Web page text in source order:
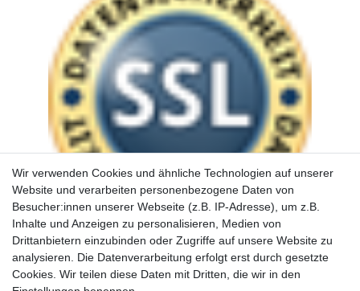
Wir verwenden Cookies und ähnliche Technologien auf unserer
Website und verarbeiten personenbezogene Daten von
Besucher:innen unserer Webseite (z.B. IP-Adresse), um z.B.
Inhalte und Anzeigen zu personalisieren, Medien von
Drittanbietern einzubinden oder Zugriffe auf unsere Website zu
analysieren. Die Datenverarbeitung erfolgt erst durch gesetzte
Cookies. Wir teilen diese Daten mit Dritten, die wir in den